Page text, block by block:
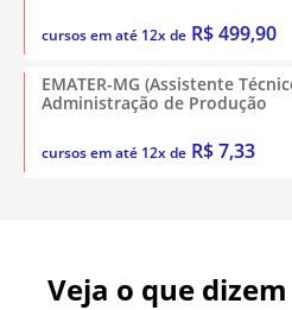
cursos em até 12x de R$ 499,90
EMATER-MG (Assistente
Administração de Produção
cursos em até 12x de R$ 7,33
Veja o que